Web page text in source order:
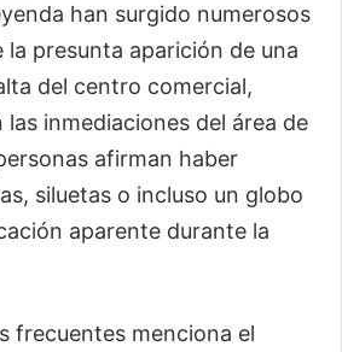
han surgido numerosos
presunta aparición de una
del centro comercial,
inmediaciones del área de
afirman haber
siluetas o incluso un globo
aparente durante la
frecuentes menciona el